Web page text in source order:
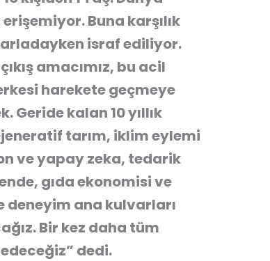
erişemiyor. Buna karşılık
israf ediliyor.
amacımız, bu acil
harekete geçmeye
kalan 10 yıllık
tarım, iklim eylemi
ve yapay zeka, tedarik
gıda ekonomisi ve
ana kulvarları
Bir kez daha tüm
dedi.